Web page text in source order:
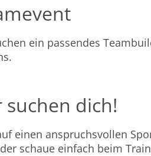
ein passendes
suchen dich!
einen anspruchsvollen
schaue einfach beim